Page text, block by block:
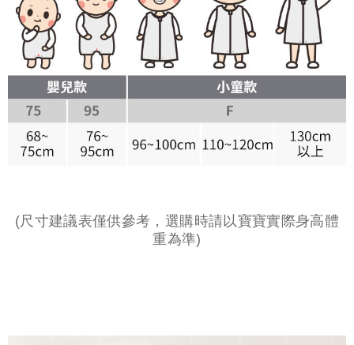
(尺寸建議表僅供參考，選購時請以寶寶實際身高體
重為準)